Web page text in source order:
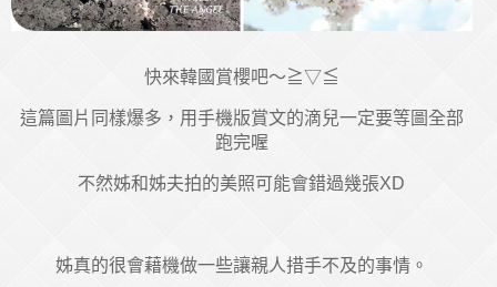
快來韓國賞櫻吧～≧▽≦
這篇圖片同樣爆多，用手機版賞文的滴兒一定要等圖全部
跑完喔
不然姊和姊夫拍的美照可能會錯過幾張XD
姊真的很會藉機做一些讓親人措手不及的事情。